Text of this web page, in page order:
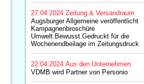
27.04.2024 Zeitung & Versandraum
Augsburger Allgemeine veröffentlicht
Kampagnenbroschüre
Umwelt.Bewusst.Gedruckt für die
Wochenendbeilage im Zeitungsdruck
22.04.2024 Aus den Unternehmen
VDMB wird Partner von Personio